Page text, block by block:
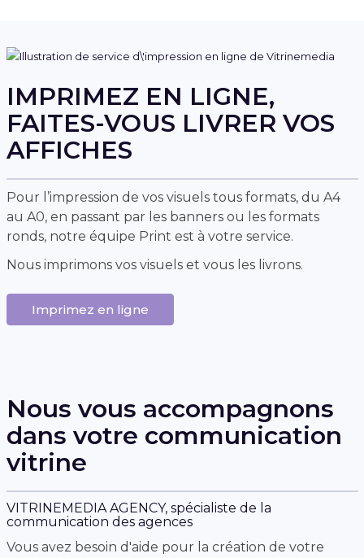
IMPRIMEZ EN LIGNE,
FAITES-VOUS LIVRER VOS
AFFICHES
Pour l’impression de vos visuels tous formats, du A4
au A0, en passant par les banners ou les formats
ronds, notre équipe Print est à votre service.
Nous imprimons vos visuels et vous les livrons.
Imprimez en ligne
Nous vous accompagnons
dans votre communication
vitrine
VITRINEMEDIA AGENCY, spécialiste de la
communication des agences
Vous avez besoin d'aide pour la création de votre